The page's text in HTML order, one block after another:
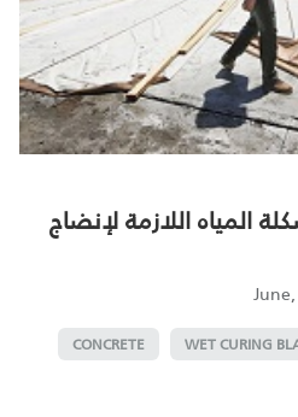
المياه اللازمة لإنضاج
WET CURING
CONCRETE